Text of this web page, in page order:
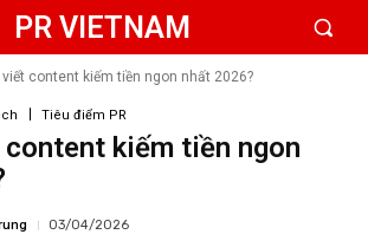
PR VIETNAM
viết content kiếm tiền ngon nhất 2026?
Tiêu điểm PR
kiếm tiền ngon
03/04/2026